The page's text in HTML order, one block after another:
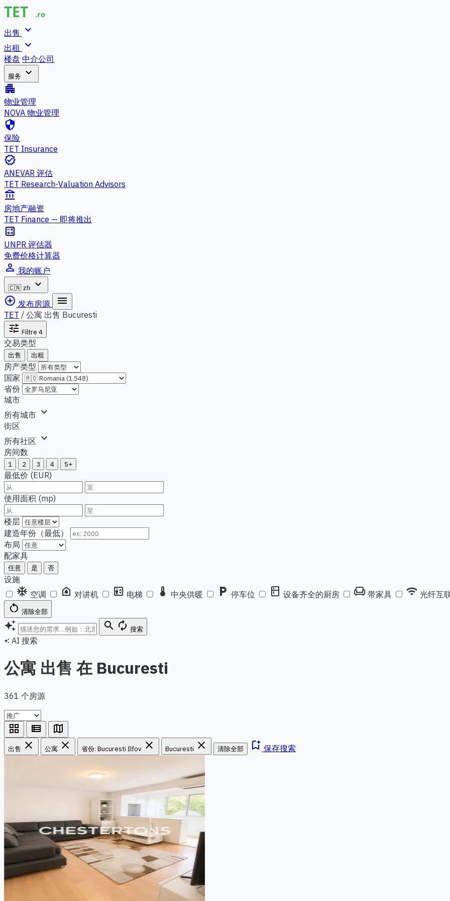
出售 expand_more
出租 expand_more
楼盘 中介公司
服务 expand_more
apartment
物业管理
NOVA 物业管理
security
保险
TET Insurance
verified
ANEVAR 评估
TET Research-Valuation Advisors
account_balance
房地产融资
TET Finance — 即将推出
calculate
UNPR 评估器
免费价格计算器
person_outline 我的账户
🇨🇳 zh
expand_more
add_circle_outline 发布房源 menu
TET / 公寓 出售 Bucuresti
tune Filtre 4
交易类型
出售 出租
房产类型
国家
省份
城市
所有城市 expand_more
街区
所有社区 expand_more
房间数
1 2 3 4 5+
最低价 (EUR)
使用面积 (mp)
楼层
建造年份（最低）
布局
配家具
任意 是 否
设施
ac_unit 空调 doorbell 对讲机 elevator 电梯 thermostat 中央供暖 local_parking 停车位 kitchen 设备齐全的厨房 chair 带家具 wifi 光纤互
restart_alt 清除全部
auto_awesome search autorenew 搜索
auto_awesome AI 搜索
公寓 出售 在 Bucuresti
361 个房源
grid_view view_list map
出售 close 公寓 close 省份: Bucuresti Ilfov close Bucuresti close 清除全部 bookmark_add 保存搜索